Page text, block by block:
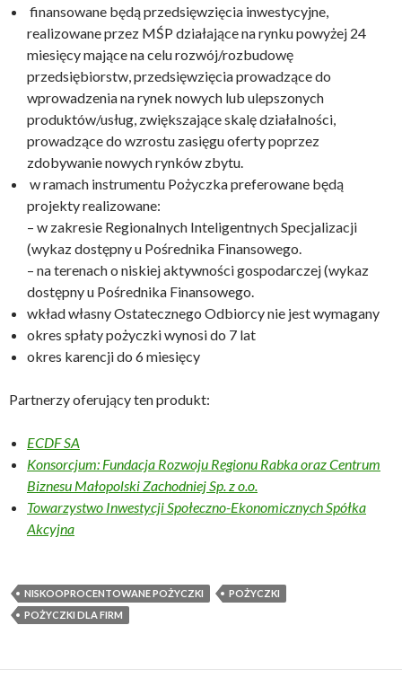
finansowane będą przedsięwzięcia inwestycyjne,
realizowane przez MŚP działające na rynku powyżej 24
miesięcy mające na celu rozwój/rozbudowę
przedsiębiorstw, przedsięwzięcia prowadzące do
wprowadzenia na rynek nowych lub ulepszonych
produktów/usług, zwiększające skalę działalności,
prowadzące do wzrostu zasięgu oferty poprzez
zdobywanie nowych rynków zbytu.
w ramach instrumentu Pożyczka preferowane będą
projekty realizowane:
– w zakresie Regionalnych Inteligentnych Specjalizacji
(wykaz dostępny u Pośrednika Finansowego.
– na terenach o niskiej aktywności gospodarczej (wykaz
dostępny u Pośrednika Finansowego.
wkład własny Ostatecznego Odbiorcy nie jest wymagany
okres spłaty pożyczki wynosi do 7 lat
okres karencji do 6 miesięcy
Partnerzy oferujący ten produkt:
ECDF SA
Konsorcjum: Fundacja Rozwoju Regionu Rabka oraz Centrum
Biznesu Małopolski Zachodniej Sp. z o.o.
Towarzystwo Inwestycji Społeczno-Ekonomicznych Spółka
Akcyjna
NISKOOPROCENTOWANE POŻYCZKI
POŻYCZKI
POŻYCZKI DLA FIRM